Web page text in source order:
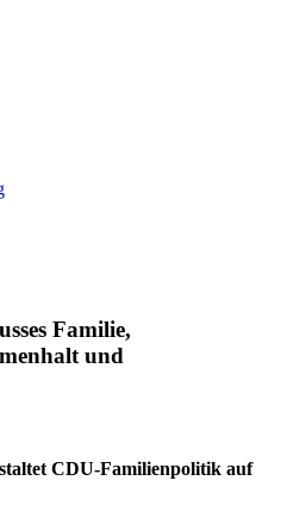
Familie,
und
CDU-Familienpolitik auf